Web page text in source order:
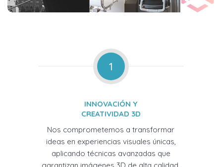
1
INNOVACIÓN Y
CREATIVIDAD 3D
Nos comprometemos a transformar
ideas en experiencias visuales únicas,
aplicando técnicas avanzadas que